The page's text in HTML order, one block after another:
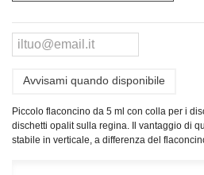
Avvisami quando disponibile
Piccolo flaconcino da 5 ml con colla per i
dischetti opalit sulla regina. Il vantaggio di
stabile in verticale, a differenza del